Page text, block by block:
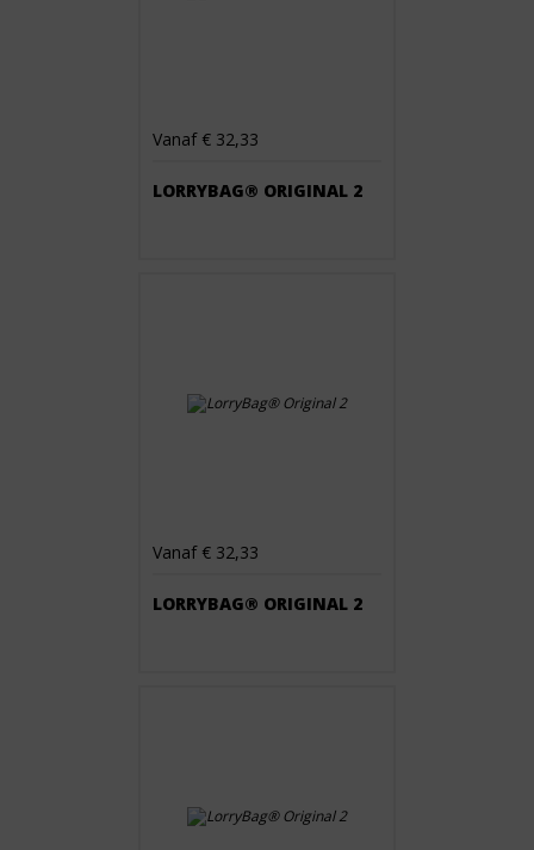
Vanaf € 32,33
LORRYBAG® ORIGINAL 2
Vanaf € 32,33
LORRYBAG® ORIGINAL 2